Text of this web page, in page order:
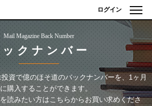
ログイン
Mail Magazine Back Number
クナンバー
資で億のほそ道のバックナンバーを、1ヶ月
購入することができます。
読みたい方はこちらからお買い求めくださ